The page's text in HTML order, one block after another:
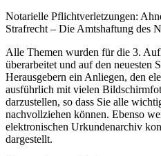
Notarielle Pflichtverletzungen:
Strafrecht – Die Amtshaftung des
Alle Themen wurden für die 3.
überarbeitet und auf den neuesten
Herausgebern ein Anliegen, den
ausführlich mit vielen
darzustellen, so dass Sie alle
nachvollziehen können. Ebenso
elektronischen Urkundenarchiv
dargestellt.